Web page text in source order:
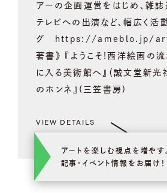
アーの企画運営をはじめ、雑誌
テレビへの出演など、幅広く活
グ https://ameblo.jp/
著書》 『ようこそ!西洋絵画の流
に入る美術館へ』（誠文堂新光
のホンネ』(三笠書房)
VIEW DETAILS
アートを楽しむ視点を増やす。
記事･イベント情報をお届け！